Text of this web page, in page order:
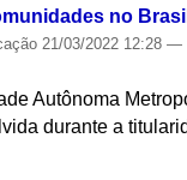
no
21/03/2022 12:28—
Autônoma
durante a